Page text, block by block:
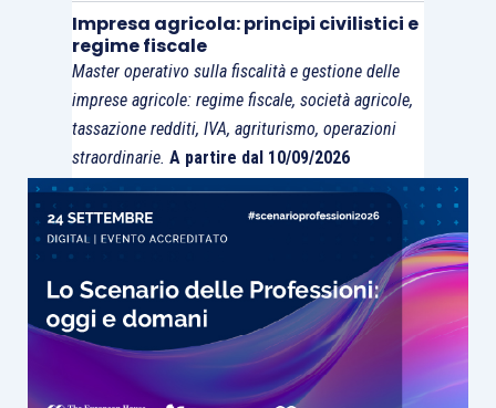
Impresa agricola: principi civilistici e
regime fiscale
Master operativo sulla fiscalità e gestione delle
imprese agricole: regime fiscale, società agricole,
tassazione redditi, IVA, agriturismo, operazioni
straordinarie. A partire dal 10/09/2026